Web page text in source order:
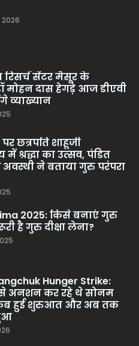
रिसर्च सेंटर मैसूर के
मोहन दास हेगड़े आज डीएवी
व्याख्यान
छत्रपति शाहूजी
में श्रद्धा का उत्सव, पंडित
अवस्थी ने बताया गुरु परंपरा
2025: किसे बनाएं गुरु
है गुरु दीक्षा लेना?
Hunger Strike:
अनशन कर रहे थे सोनम
हुई शुरुआत और अब तक